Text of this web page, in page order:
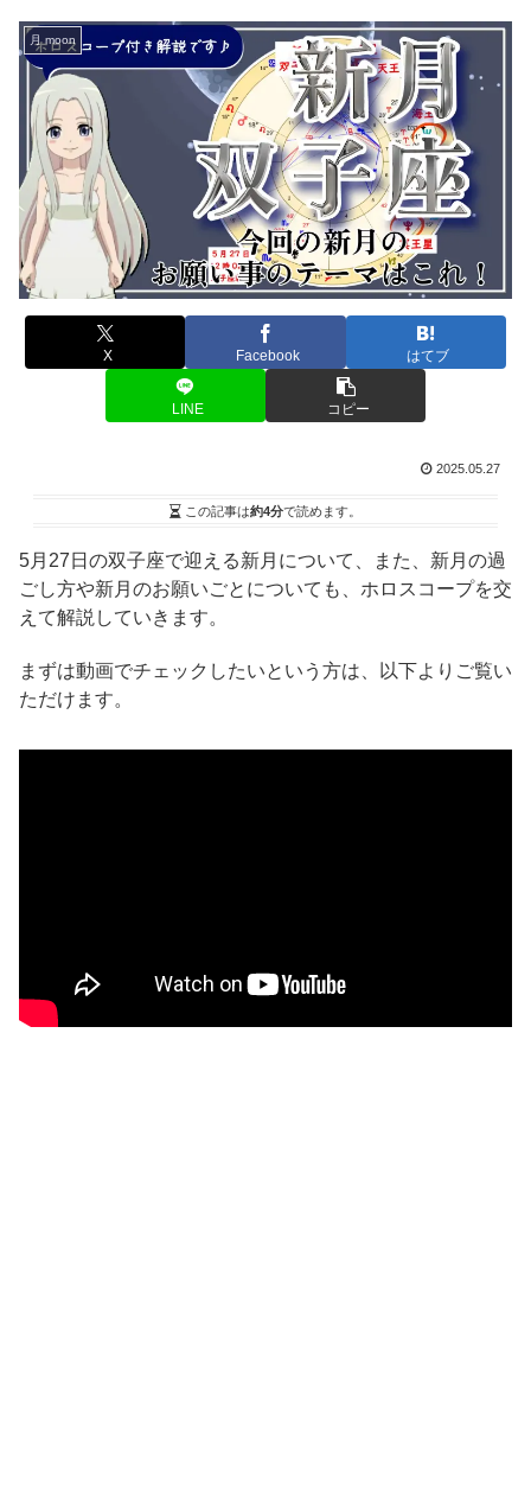
月 moon
X Facebook はてブ
LINE コピー
2025.05.27
この記事は約4分で読めます。
5月27日の双子座で迎える新月について、また、新月の過
ごし方や新月のお願いごとについても、ホロスコープを交
えて解説していきます。
まずは動画でチェックしたいという方は、以下よりご覧い
ただけます。